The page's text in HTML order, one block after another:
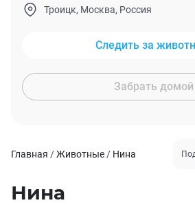
Троицк, Москва, Россия
Следить за
Забрать домой
Главная /Животные / Нина
Нина